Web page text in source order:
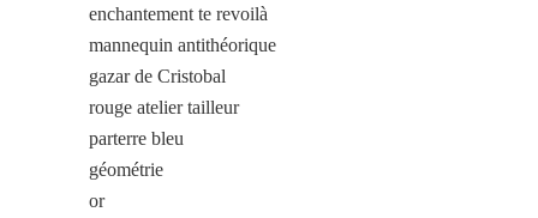
enchantement te revoilà
mannequin antithéorique
gazar de Cristobal
rouge atelier tailleur
parterre bleu
géométrie
or